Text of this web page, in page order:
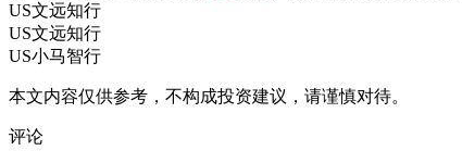
US文远知行
US文远知行
US小马智行
本文内容仅供参考，不构成投资建议，请谨慎对待。
评论